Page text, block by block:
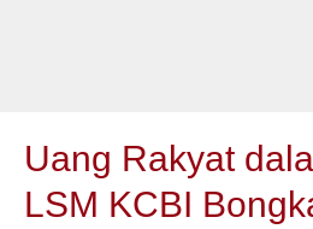
Uang Rakyat
LSM KCBI